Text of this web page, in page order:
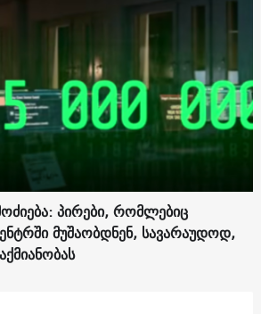
პირები, რომლებიც
მუშაობდნენ, სავარაუდოდ,